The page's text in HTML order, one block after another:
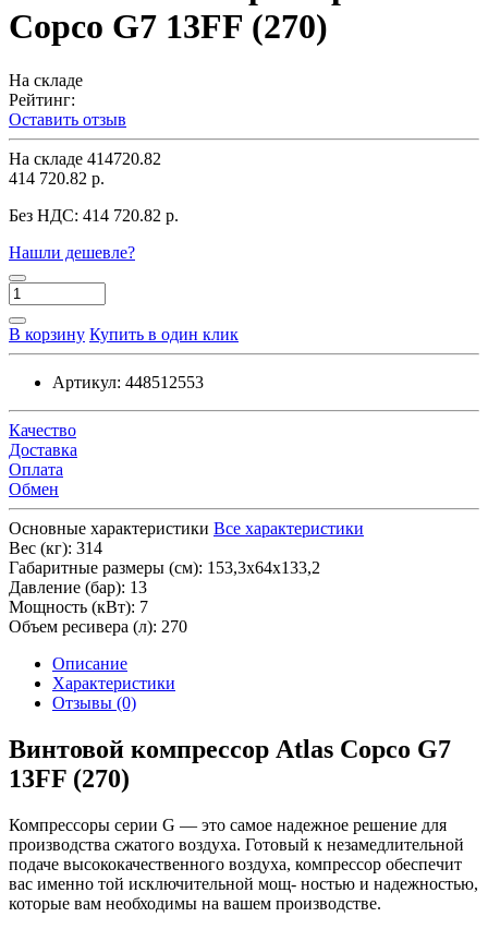
Copco G7 13FF (270)
На складе
Рейтинг:
Оставить отзыв
На складе 414720.82
414 720.82 р.
Без НДС: 414 720.82 р.
Нашли дешевле?
В корзину Купить в один клик
Артикул: 448512553
Качество
Доставка
Оплата
Обмен
Основные характеристики Все характеристики
Вес (кг): 314
Габаритные размеры (см): 153,3х64х133,2
Давление (бар): 13
Мощность (кВт): 7
Объем ресивера (л): 270
Описание
Характеристики
Отзывы (0)
Винтовой компрессор Atlas Copco G7
13FF (270)
Компрессоры серии G — это самое надежное решение для
производства сжатого воздуха. Готовый к незамедлительной
подаче высококачественного воздуха, компрессор обеспечит
вас именно той исключительной мощ- ностью и надежностью,
которые вам необходимы на вашем производстве.